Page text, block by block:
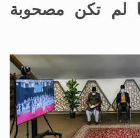
لم تكن مصحوبة